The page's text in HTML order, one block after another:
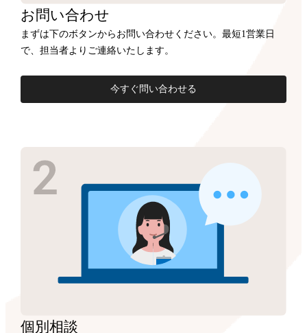
お問い合わせ
まずは下のボタンからお問い合わせください。最短1営業日
で、担当者よりご連絡いたします。
今すぐ問い合わせる
個別相談